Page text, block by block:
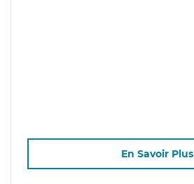
En Savoir Plus